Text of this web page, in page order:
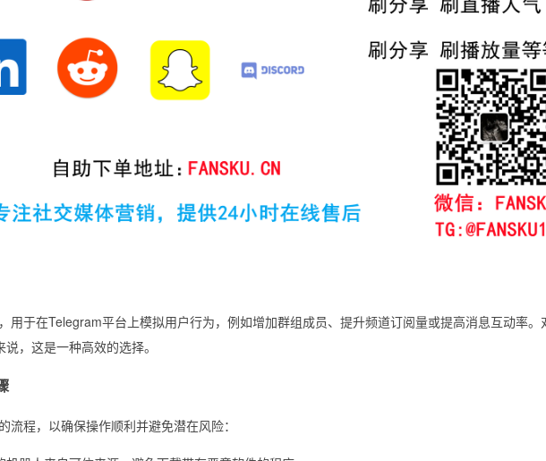
用于在Telegram平台上模拟用户行为，例如增加群组成员、提升频道订阅量或提高消息互动率。
，这是一种高效的选择。
流程，以确保操作顺利并避免潜在风险：